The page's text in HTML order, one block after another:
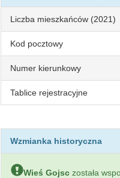
Liczba mieszkańców (2021)
Kod pocztowy
Numer kierunkowy
Tablice rejestracyjne
Wzmianka historyczna
Wieś Gojsc została